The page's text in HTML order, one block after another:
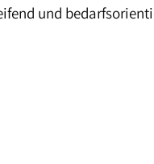
und